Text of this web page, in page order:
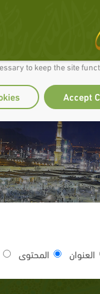
work well for you and so
to keep the site
Accept
العنوان المحتوى